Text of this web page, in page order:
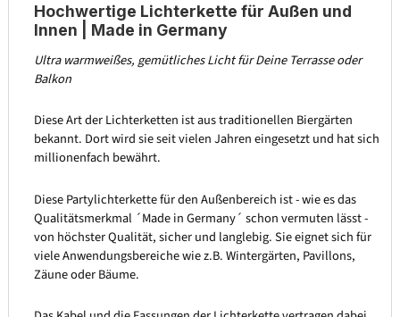
Hochwertige Lichterkette für Außen und
Innen | Made in Germany
Ultra warmweißes, gemütliches Licht für Deine Terrasse oder
Balkon
Diese Art der Lichterketten ist aus traditionellen Biergärten
bekannt. Dort wird sie seit vielen Jahren eingesetzt und hat sich
millionenfach bewährt.
Diese Partylichterkette für den Außenbereich ist - wie es das
Qualitätsmerkmal ´Made in Germany´ schon vermuten lässt -
von höchster Qualität, sicher und langlebig. Sie eignet sich für
viele Anwendungsbereiche wie z.B. Wintergärten, Pavillons,
Zäune oder Bäume.